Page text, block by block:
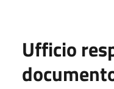
Ufficio